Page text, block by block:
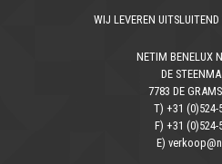
WIJ LEVEREN
NETIM BENELUX
DE
7783 DE
T) +31 (0)524-
F) +31 (0)524-
E)